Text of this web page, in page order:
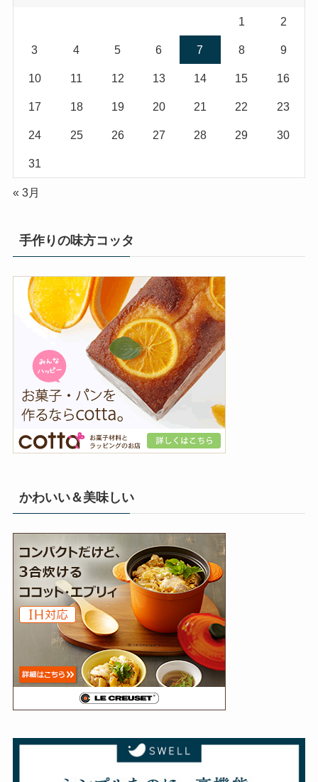
1 2
3 4 5 6 7 8 9
10 11 12 13 14 15 16
17 18 19 20 21 22 23
24 25 26 27 28 29 30
31
« 3月
手作りの味方コッタ
かわいい＆美味しい